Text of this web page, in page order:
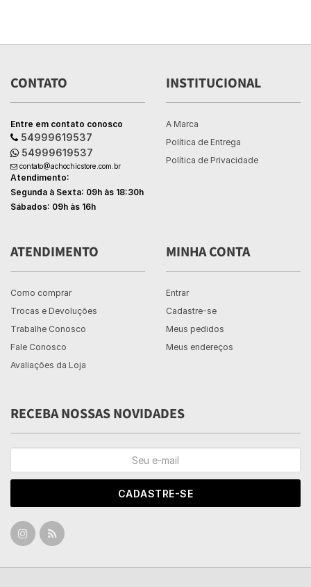
CONTATO
Entre em contato conosco
54999619537
54999619537
contato@achochicstore.com.br
Atendimento:
Segunda à Sexta: 09h às 18:30h
Sábados: 09h às 16h
INSTITUCIONAL
A Marca
Política de Entrega
Política de Privacidade
ATENDIMENTO
Como comprar
Trocas e Devoluções
Trabalhe Conosco
Fale Conosco
Avaliações da Loja
MINHA CONTA
Entrar
Cadastre-se
Meus pedidos
Meus endereços
RECEBA NOSSAS NOVIDADES
CADASTRE-SE